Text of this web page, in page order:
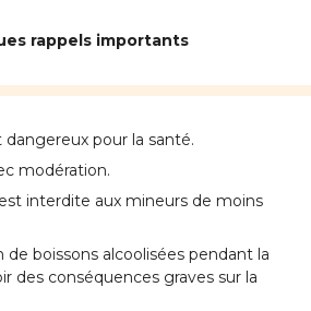
rappels importants
dangereux pour la santé.
modération.
interdite aux mineurs de moins
boissons alcoolisées pendant la
des conséquences graves sur la